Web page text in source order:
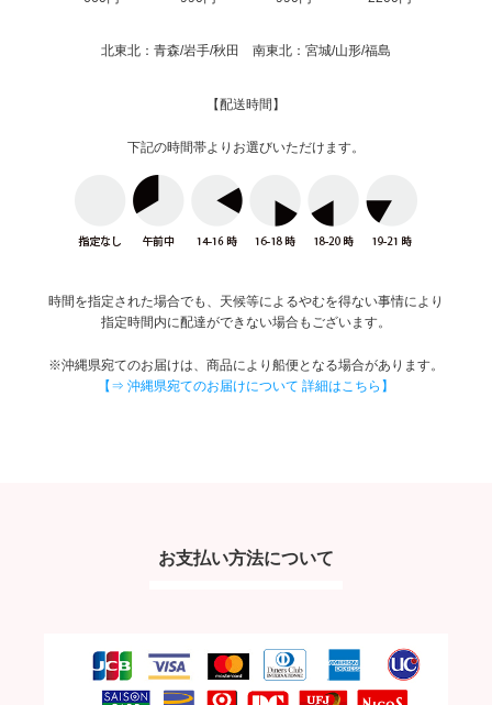
北東北：青森/岩手/秋田 南東北：宮城/山形/福島
【配送時間】
下記の時間帯よりお選びいただけます。
時間を指定された場合でも、天候等によるやむを得ない事情により
指定時間内に配達ができない場合もございます。
※沖縄県宛てのお届けは、商品により船便となる場合があります。
【⇒ 沖縄県宛てのお届けについて 詳細はこちら】
お支払い方法について